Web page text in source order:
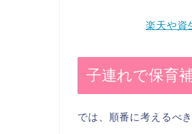
楽天や資
子連れで保育
では、順番に考えるべ